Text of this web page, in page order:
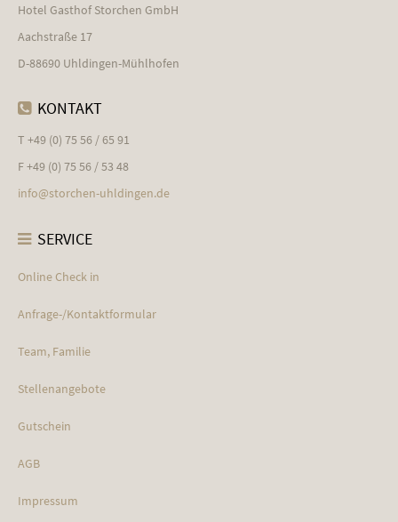
Hotel Gasthof Storchen GmbH
Aachstraße 17
D-88690 Uhldingen-Mühlhofen
KONTAKT
T +49 (0) 75 56 / 65 91
F +49 (0) 75 56 / 53 48
info@storchen-uhldingen.de
SERVICE
Online Check in
Anfrage-/Kontaktformular
Team, Familie
Stellenangebote
Gutschein
AGB
Impressum